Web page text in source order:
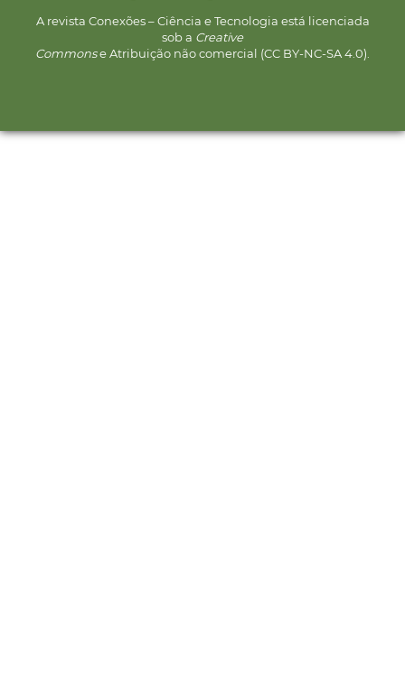
A revista Conexões – Ciência e Tecnologia está licenciada
sob a Creative
Commonse Atribuição não comercial (CC BY-NC-SA 4.0).